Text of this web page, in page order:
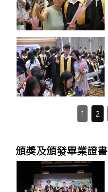
1 2
頒獎及頒發畢業證書